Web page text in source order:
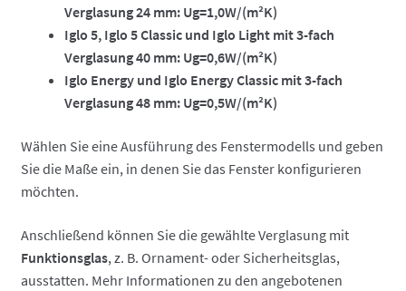
Verglasung 24 mm: Ug=1,0W/(m²K)
Iglo 5, Iglo 5 Classic und Iglo Light mit 3-fach
Verglasung 40 mm: Ug=0,6W/(m²K)
Iglo Energy und Iglo Energy Classic mit 3-fach
Verglasung 48 mm: Ug=0,5W/(m²K)
Wählen Sie eine Ausführung des Fenstermodells und geben
Sie die Maße ein, in denen Sie das Fenster konfigurieren
möchten.
Anschließend können Sie die gewählte Verglasung mit
Funktionsglas, z. B. Ornament- oder Sicherheitsglas,
ausstatten. Mehr Informationen zu den angebotenen